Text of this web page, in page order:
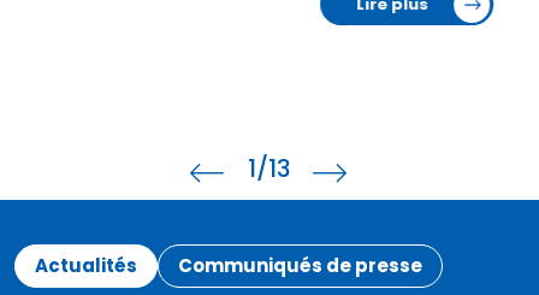
1/13
Actualités Communiqués de presse